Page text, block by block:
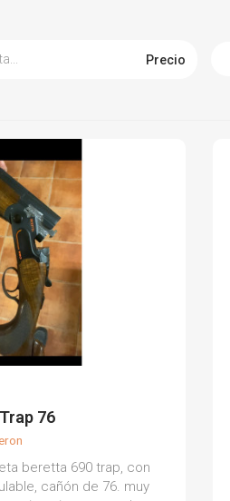
Precio
(0) 76
beretta 690 trap, con
cañón de 76. muy